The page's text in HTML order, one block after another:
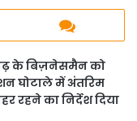
के बिज़नेसमैन को
घोटाले में अंतरिम
रहने का निर्देश दिया